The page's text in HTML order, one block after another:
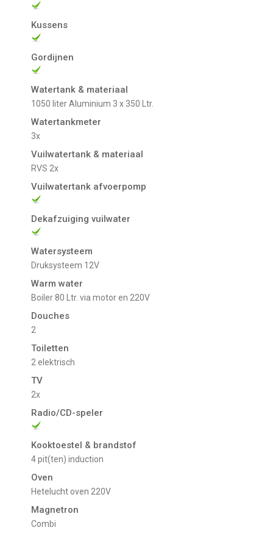
Kussens
Gordijnen
Watertank & materiaal
1050 liter Aluminium 3 x 350 Ltr.
Watertankmeter
3x
Vuilwatertank & materiaal
RVS 2x
Vuilwatertank afvoerpomp
Dekafzuiging vuilwater
Watersysteem
Druksysteem 12V
Warm water
Boiler 80 Ltr. via motor en 220V
Douches
2
Toiletten
2 elektrisch
TV
2x
Radio/CD-speler
Kooktoestel & brandstof
4 pit(ten) induction
Oven
Hetelucht oven 220V
Magnetron
Combi